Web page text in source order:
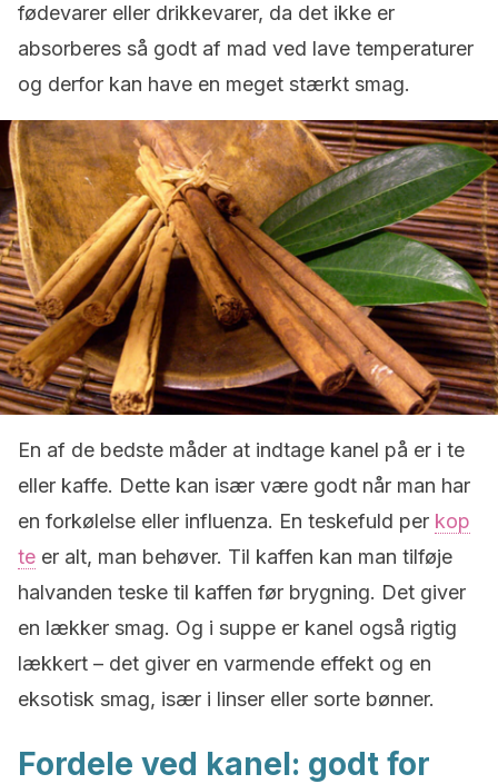
fødevarer eller drikkevarer, da det ikke er
absorberes så godt af mad ved lave temperaturer
og derfor kan have en meget stærkt smag.
En af de bedste måder at indtage kanel på er i te
eller kaffe. Dette kan især være godt når man har
en forkølelse eller influenza. En teskefuld per kop
te er alt, man behøver. Til kaffen kan man tilføje
halvanden teske til kaffen før brygning. Det giver
en lækker smag. Og i suppe er kanel også rigtig
lækkert – det giver en varmende effekt og en
eksotisk smag, især i linser eller sorte bønner.
Fordele ved kanel: godt for